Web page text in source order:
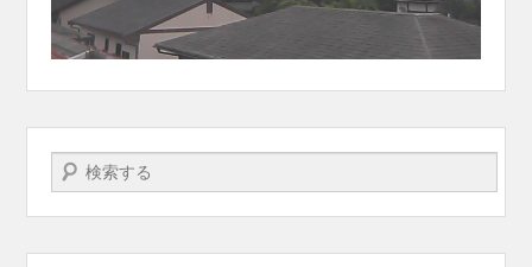
検索する